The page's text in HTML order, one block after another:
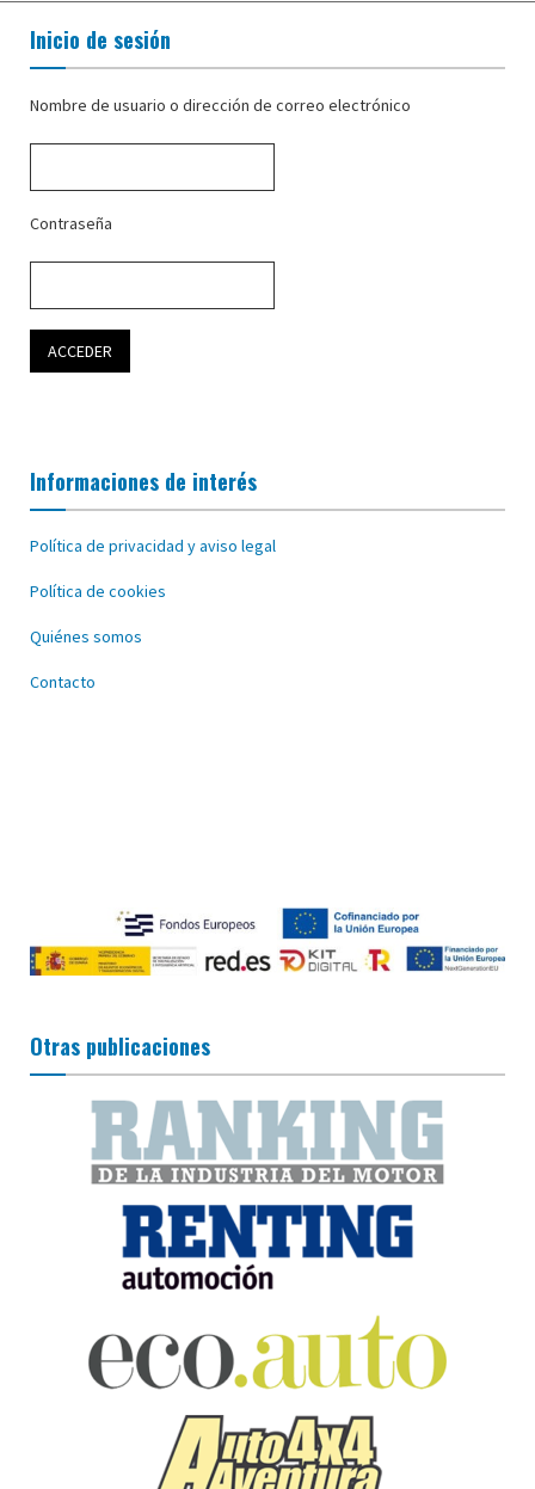
Inicio de sesión
Nombre de usuario o dirección de correo electrónico
Contraseña
Informaciones de interés
Política de privacidad y aviso legal
Política de cookies
Quiénes somos
Contacto
Otras publicaciones